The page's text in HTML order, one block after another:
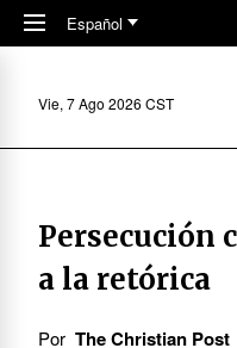
Skip to main content
Español
Vie, 7 Ago 2026 CST
Persecución
a la retórica
Por The Christian Post